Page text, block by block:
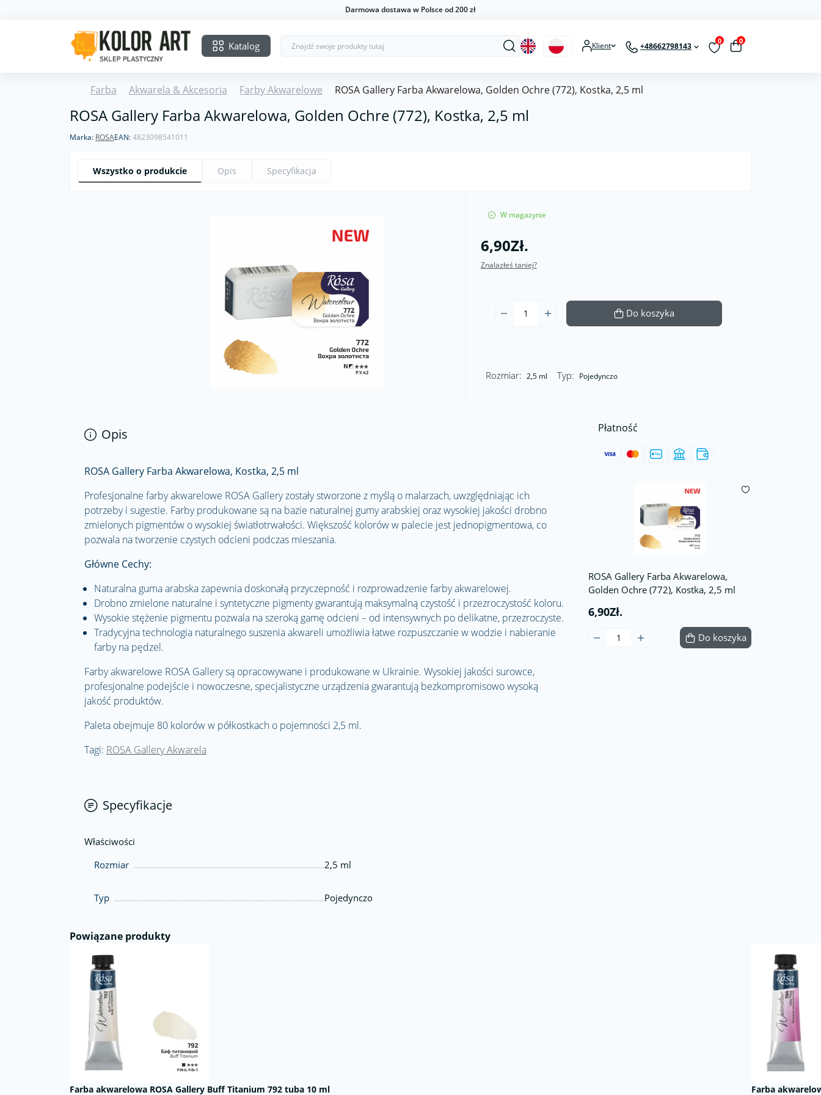
Darmowa dostawa w Polsce od 200 zł
Katalog Klient +48662798143
0 0
Farba Akwarela & Akcesoria Farby Akwarelowe ROSA Gallery Farba Akwarelowa, Golden Ochre (772), Kostka, 2,5 ml
ROSA Gallery Farba Akwarelowa, Golden Ochre (772), Kostka, 2,5 ml
Marka: ROSAEAN:4823098541011
Wszystko o produkcie Opis Specyfikacja
W magazynie
6,90Zł.
Znalazłeś taniej?
Do koszyka
Rozmiar: 2,5 ml Typ: Pojedynczo
Płatność
ROSA Gallery Farba Akwarelowa,
Golden Ochre (772), Kostka, 2,5 ml
6,90Zł.
Do koszyka
Opis
ROSA Gallery Farba Akwarelowa, Kostka, 2,5 ml
Profesjonalne farby akwarelowe ROSA Gallery zostały stworzone z myślą o malarzach, uwzględniając ich
potrzeby i sugestie. Farby produkowane są na bazie naturalnej gumy arabskiej oraz wysokiej jakości drobno
zmielonych pigmentów o wysokiej światłotrwałości. Większość kolorów w palecie jest jednopigmentowa, co
pozwala na tworzenie czystych odcieni podczas mieszania.
Główne Cechy:
Naturalna guma arabska zapewnia doskonałą przyczepność i rozprowadzenie farby akwarelowej.
Drobno zmielone naturalne i syntetyczne pigmenty gwarantują maksymalną czystość i przezroczystość koloru.
Wysokie stężenie pigmentu pozwala na szeroką gamę odcieni – od intensywnych po delikatne, przezroczyste.
Tradycyjna technologia naturalnego suszenia akwareli umożliwia łatwe rozpuszczanie w wodzie i nabieranie
farby na pędzel.
Farby akwarelowe ROSA Gallery są opracowywane i produkowane w Ukrainie. Wysokiej jakości surowce,
profesjonalne podejście i nowoczesne, specjalistyczne urządzenia gwarantują bezkompromisowo wysoką
jakość produktów.
Paleta obejmuje 80 kolorów w półkostkach o pojemności 2,5 ml.
Tagi: ROSA Gallery Akwarela
Specyfikacje
Właściwości
Rozmiar
2,5 ml
Typ Pojedynczo
Powiązane produkty
Farba akwarelowa ROSA Gallery Buff Titanium 792 tuba 10 ml Farba